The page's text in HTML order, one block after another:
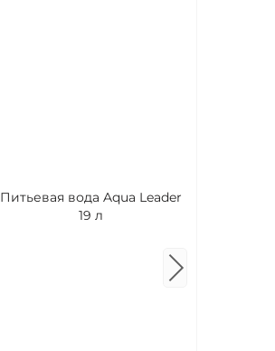
Питьевая вода Aqua Leader
19 л